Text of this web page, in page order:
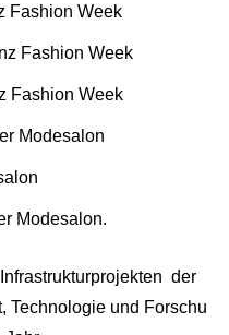
Fashion Week
Fashion Week
Fashion Week
Modesalon
Modesalon.
der
Technologie und Forschu